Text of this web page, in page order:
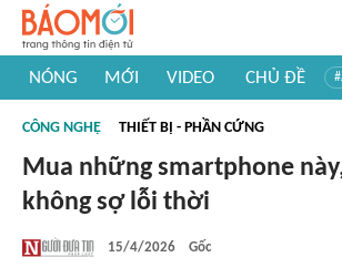
NÓNG MỚI VIDEO CHỦ ĐỀ
#Khám phá thế giới
CÔNG NGHỆ THIẾT BỊ - PHẦN CỨNG
Mua những smartphone
không sợ lỗi thời
15/4/2026 Gốc